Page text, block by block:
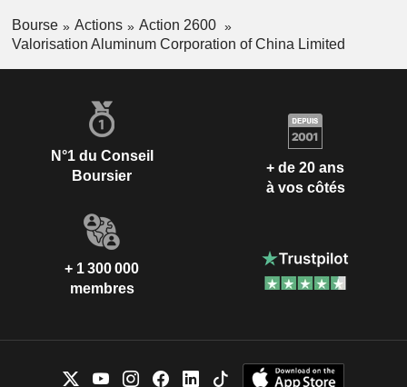
Bourse Actions
Action 2600
Valorisation Aluminum Corporation of China Limited
N°1 du Conseil
Boursier
+ de 20 ans
à vos côtés
+ 1 300 000
membres